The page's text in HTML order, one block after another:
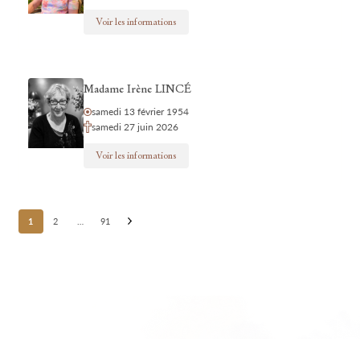
Voir les informations
Madame Irène LINCÉ
samedi 13 février 1954
samedi 27 juin 2026
Voir les informations
Posts
pagination
1 2 91